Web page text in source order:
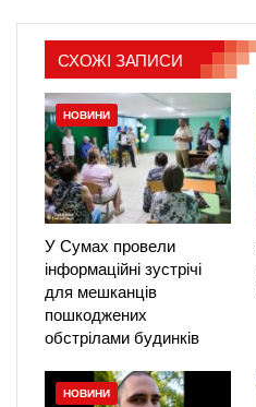
СХОЖІ ЗАПИСИ
НОВИНИ
У Сумах провели
інформаційні зустрічі
для мешканців
пошкоджених
обстрілами будинків
НОВИНИ